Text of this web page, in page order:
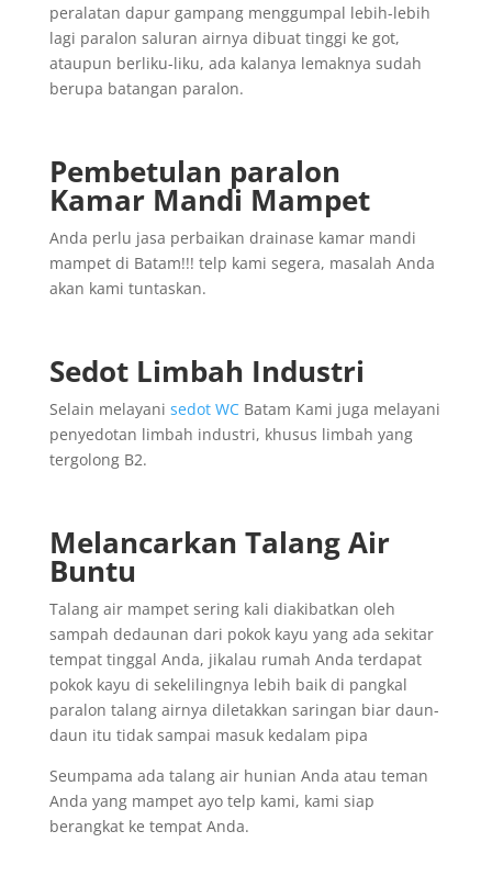
peralatan dapur gampang menggumpal lebih-lebih
lagi paralon saluran airnya dibuat tinggi ke got,
ataupun berliku-liku, ada kalanya lemaknya sudah
berupa batangan paralon.
Pembetulan paralon
Kamar Mandi Mampet
Anda perlu jasa perbaikan drainase kamar mandi
mampet di Batam!!! telp kami segera, masalah Anda
akan kami tuntaskan.
Sedot Limbah Industri
Selain melayani sedot WCBatam Kami juga melayani
penyedotan limbah industri, khusus limbah yang
tergolong B2.
Melancarkan Talang Air
Buntu
Talang air mampet sering kali diakibatkan oleh
sampah dedaunan dari pokok kayu yang ada sekitar
tempat tinggal Anda, jikalau rumah Anda terdapat
pokok kayu di sekelilingnya lebih baik di pangkal
paralon talang airnya diletakkan saringan biar daun-
daun itu tidak sampai masuk kedalam pipa
Seumpama ada talang air hunian Anda atau teman
Anda yang mampet ayo telp kami, kami siap
berangkat ke tempat Anda.